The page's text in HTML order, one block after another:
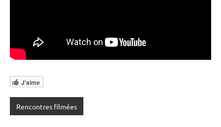
J'aime
Rencontres filmées